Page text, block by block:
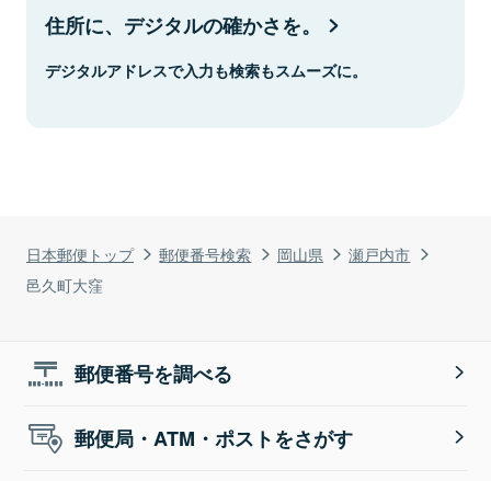
日本郵便トップ 郵便番号検索 岡山県
瀬戸内市
邑久町大窪
住所に、デジタルの確かさを。
デジタルアドレスで入力も検索もスムーズに。
郵便番号を調べる
郵便局・ATM・ポストをさがす